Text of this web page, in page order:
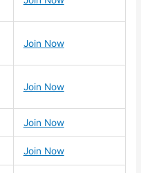
Join Now
Join Now
Join Now
Join Now